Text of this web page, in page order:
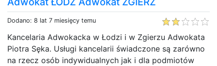
Dodano: 8 lat 7 miesięcy temu
Kancelaria Adwokacka w Łodzi i w Zgierzu Adwokata
Piotra Sęka. Usługi kancelarii świadczone są zarówno
na rzecz osób indywidualnych jak i dla podmiotów